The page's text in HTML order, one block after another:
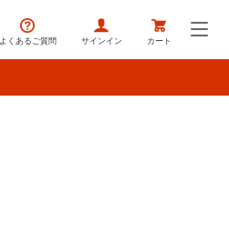
よくあるご質問 サインイン カート